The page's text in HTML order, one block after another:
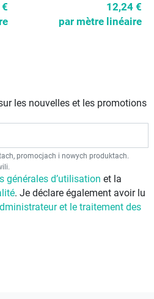
12,24 €
par mètre linéaire
les nouvelles et les promotions
promocjach i nowych produktach.
générales d’utilisation et la
. Je déclare également avoir lu
et le traitement des